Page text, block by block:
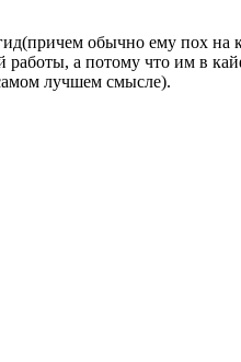
обычно ему пох на
работы, а потому что им в
лучшем смысле).